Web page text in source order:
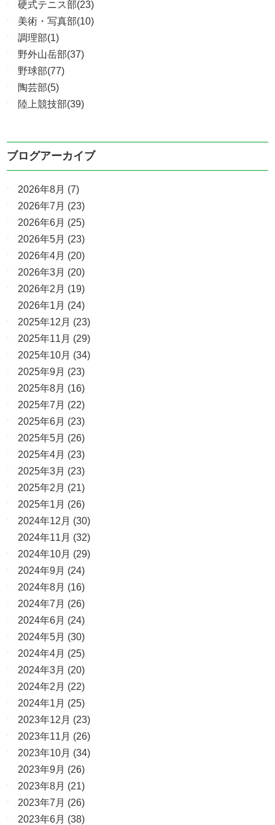
硬式テニス部(23)
美術・写真部(10)
調理部(1)
野外山岳部(37)
野球部(77)
陶芸部(5)
陸上競技部(39)
ブログアーカイブ
2026年8月 (7)
2026年7月 (23)
2026年6月 (25)
2026年5月 (23)
2026年4月 (20)
2026年3月 (20)
2026年2月 (19)
2026年1月 (24)
2025年12月 (23)
2025年11月 (29)
2025年10月 (34)
2025年9月 (23)
2025年8月 (16)
2025年7月 (22)
2025年6月 (23)
2025年5月 (26)
2025年4月 (23)
2025年3月 (23)
2025年2月 (21)
2025年1月 (26)
2024年12月 (30)
2024年11月 (32)
2024年10月 (29)
2024年9月 (24)
2024年8月 (16)
2024年7月 (26)
2024年6月 (24)
2024年5月 (30)
2024年4月 (25)
2024年3月 (20)
2024年2月 (22)
2024年1月 (25)
2023年12月 (23)
2023年11月 (26)
2023年10月 (34)
2023年9月 (26)
2023年8月 (21)
2023年7月 (26)
2023年6月 (38)